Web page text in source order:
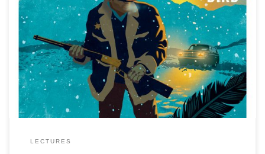
Une mort suspecte et un viol collectif, voilà qui n’arrive pas souvent dans
cette bourgade reculée des États-Unis. Le shérif Walt prend la parole.
Personnage peu héroïque, il est veuf, proche de la retraite, et a laissé sa vie
quotidienne aller à vau l’eau. Son ami indien Henry le seconde […]
LECTURES